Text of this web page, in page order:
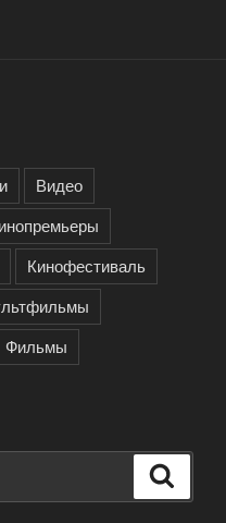
Видео
Кинофестиваль
Фильмы